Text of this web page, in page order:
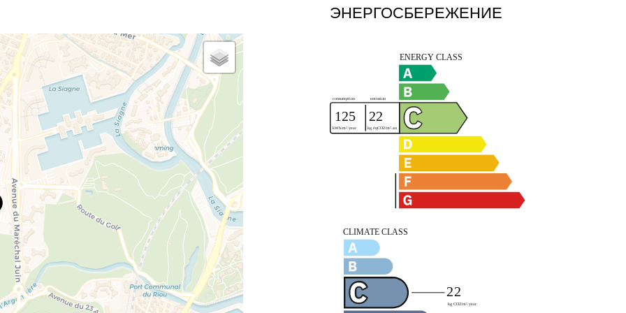
ЭНЕРГОСБЕРЕЖЕНИЕ